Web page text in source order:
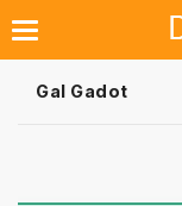
Gal Gadot